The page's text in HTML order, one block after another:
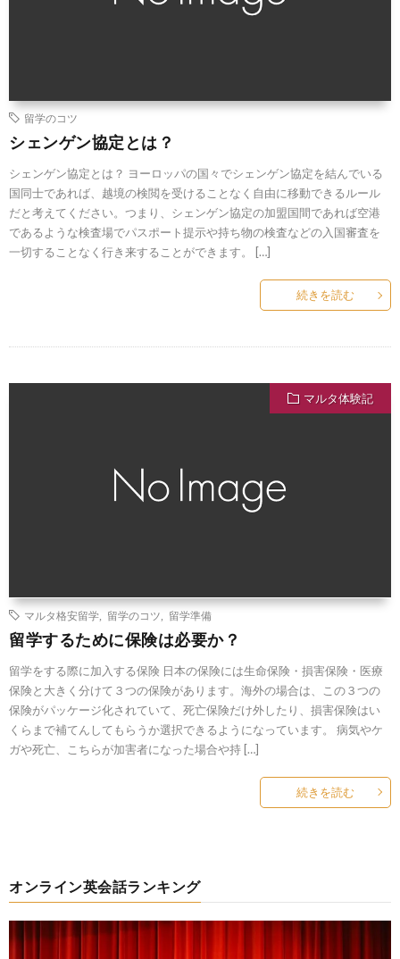
留学のコツ
シェンゲン協定とは？
シェンゲン協定とは？ ヨーロッパの国々でシェンゲン協定を結んでいる
国同士であれば、越境の検閲を受けることなく自由に移動できるルール
だと考えてください。つまり、シェンゲン協定の加盟国間であれば空港
であるような検査場でパスポート提示や持ち物の検査などの入国審査を
一切することなく行き来することができます。 […]
続きを読む
マルタ体験記
マルタ格安留学 留学のコツ 留学準備
留学するために保険は必要か？
留学をする際に加入する保険 日本の保険には生命保険・損害保険・医療
保険と大きく分けて３つの保険があります。海外の場合は、この３つの
保険がパッケージ化されていて、死亡保険だけ外したり、損害保険はい
くらまで補てんしてもらうか選択できるようになっています。 病気やケ
ガや死亡、こちらが加害者になった場合や持 […]
続きを読む
オンライン英会話ランキング